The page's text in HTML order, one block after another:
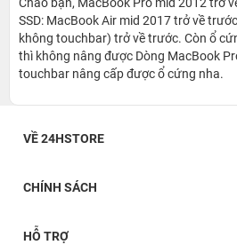
cổng sạc Magsafe 2, cổng usb và
cổng này được thiết kế ổ cắm hợp lý,
thể thuận tiện sử dụng một cách dễ
SSD: MacBook Air mid 2017 trở về
không touchbar) trở về trước. Còn ổ
thì không nâng được Dòng MacBook
touchbar nâng cấp được ổ cứng nha.
VỀ 24HSTORE
CHÍNH SÁCH
HỖ TRỢ